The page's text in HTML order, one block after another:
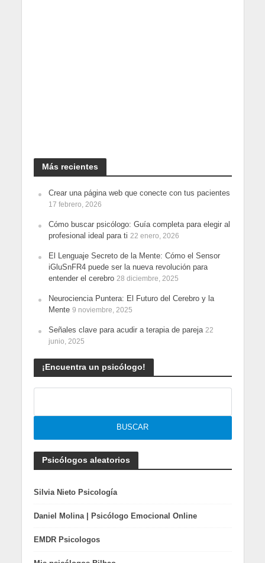
Más recientes
Crear una página web que conecte con tus pacientes
17 febrero, 2026
Cómo buscar psicólogo: Guía completa para elegir al
profesional ideal para ti 22 enero, 2026
El Lenguaje Secreto de la Mente: Cómo el Sensor
iGluSnFR4 puede ser la nueva revolución para
entender el cerebro 28 diciembre, 2025
Neurociencia Puntera: El Futuro del Cerebro y la
Mente 9 noviembre, 2025
Señales clave para acudir a terapia de pareja 22
junio, 2025
¡Encuentra un psicólogo!
Psicólogos aleatorios
Silvia Nieto Psicología
Daniel Molina | Psicólogo Emocional Online
EMDR Psicologos